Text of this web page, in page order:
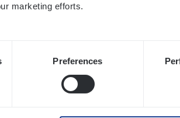
marketing efforts.
Preferences